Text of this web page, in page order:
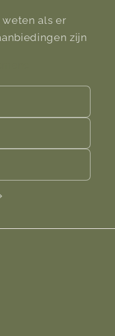
weten als er
zijn